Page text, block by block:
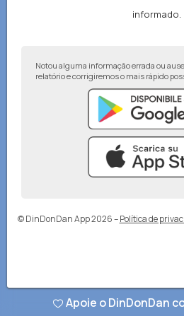
informado.
Notou alguma informação errada ou
relatório e corrigiremos o mais rápido
© DinDonDan App 2026– Política de
Apoie o DinDonDan